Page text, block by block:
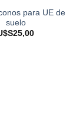
para UE de
suelo
25,00